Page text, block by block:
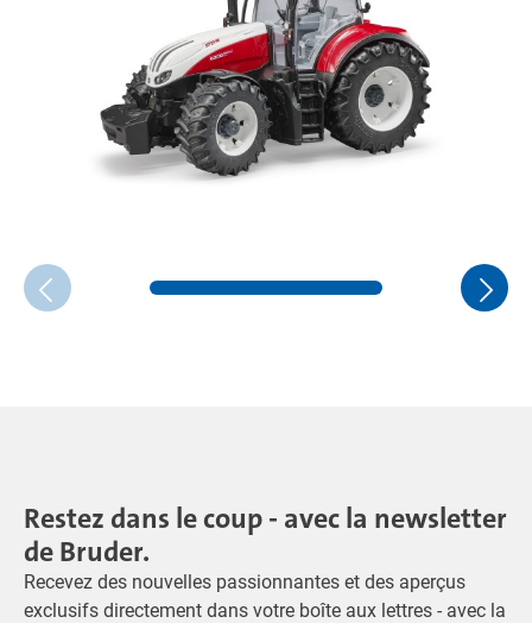
Restez dans le coup - avec la newsletter
de Bruder.
Recevez des nouvelles passionnantes et des aperçus
exclusifs directement dans votre boîte aux lettres - avec la